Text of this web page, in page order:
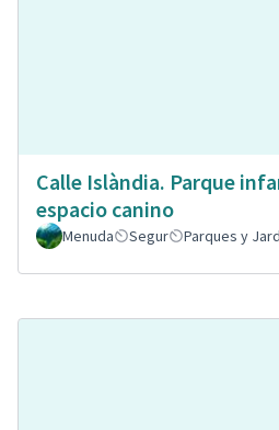
Calle Islàndia. Parque
espacio canino
Menuda Segur Parques y